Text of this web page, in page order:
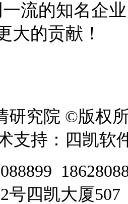
流的知名企
大的贡献！
研究院 ©版权
支持：四凯软
号四凯大厦507